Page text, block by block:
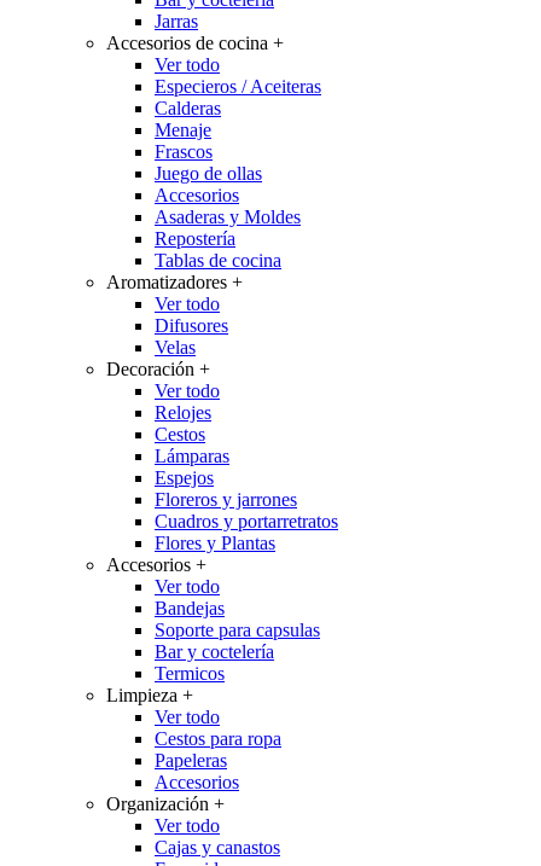
Jarras
Accesorios de cocina +
Ver todo
Especieros / Aceiteras
Calderas
Menaje
Frascos
Juego de ollas
Accesorios
Asaderas y Moldes
Repostería
Tablas de cocina
Aromatizadores +
Ver todo
Difusores
Velas
Decoración +
Ver todo
Relojes
Cestos
Lámparas
Espejos
Floreros y jarrones
Cuadros y portarretratos
Flores y Plantas
Accesorios +
Ver todo
Bandejas
Soporte para capsulas
Bar y coctelería
Termicos
Limpieza +
Ver todo
Cestos para ropa
Papeleras
Accesorios
Organización +
Ver todo
Cajas y canastos